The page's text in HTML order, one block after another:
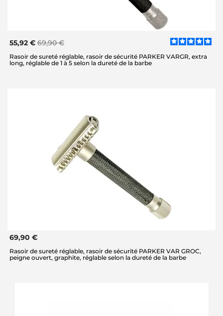
55,92 € 69,90 €
Rasoir de sureté réglable, rasoir de sécurité PARKER VARGR, extra
long, réglable de 1 à 5 selon la dureté de la barbe
69,90 €
Rasoir de sureté réglable, rasoir de sécurité PARKER VAR GROC,
peigne ouvert, graphite, réglable selon la dureté de la barbe